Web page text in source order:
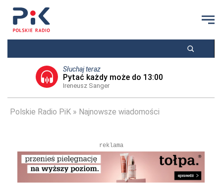
Słuchaj teraz
Pytać każdy może do 13:00
Ireneusz Sanger
Polskie Radio PiK Najnowsze wiadomości
reklama